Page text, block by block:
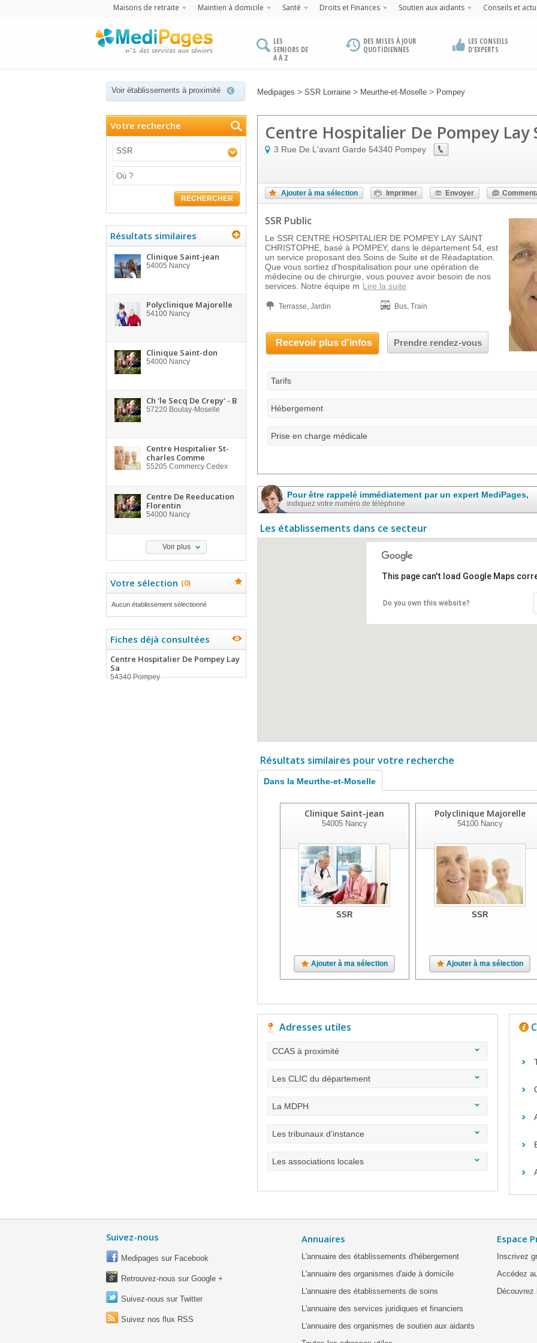
Maisons de retraite Maintien à domicile Santé Droits et Finances Soutien aux aidants Conseils et
LES
SENIORS DE
A À Z
DES MISES À JOUR
QUOTIDIENNES
LES CONSEILS
D'EXPERTS
Voir établissements à proximité Medipages > SSR Lorraine > Meurthe-et-Moselle > Pompey
Votre recherche
SSR
RECHERCHER
Résultats similaires
Clinique Saint-jean
54005 Nancy
Polyclinique Majorelle
54100 Nancy
Clinique Saint-don
54000 Nancy
Ch 'le Secq De Crepy' - B
57220 Boulay-Moselle
Centre Hospitalier St-
charles Comme
55205 Commercy Cedex
Centre De Reeducation
Florentin
54000 Nancy
Voir plus
Votre sélection (0)
Aucun établissement sélectionné
Fiches déjà consultées
Centre Hospitalier De Pompey Lay
Sa
54340 Pompey
Centre Hospitalier De Pompey Lay
3 Rue De L'avant Garde 54340 Pompey
Ajouter à ma sélection Imprimer Envoyer
SSR Public
Le SSR CENTRE HOSPITALIER DE POMPEY LAY SAINT
CHRISTOPHE, basé à POMPEY, dans le département 54, est
un service proposant des Soins de Suite et de Réadaptation.
Que vous sortiez d'hospitalisation pour une opération de
médecine ou de chirurgie, vous pouvez avoir besoin de nos
services. Notre équipe m Lire la suite
Terrasse, Jardin Bus, Train
Recevoir plus d'infos Prendre rendez-vous
Tarifs
Hébergement
Prise en charge médicale
Pour être rappelé immédiatement par un expert MediPages,
indiquez votre numéro de téléphone
Les établissements dans ce secteur
This page can't load Google Maps
Do you own this website?
Résultats similaires pour votre recherche
Dans la Meurthe-et-Moselle
Clinique Saint-jean
54005Nancy
SSR
Ajouter à ma sélection
Polyclinique Majorelle
54100Nancy
SSR
Ajouter à ma sélection
Adresses utiles
CCAS à proximité
Les CLIC du département
La MDPH
Les tribunaux d'instance
Les associations locales
Suivez-nous
Medipages sur Facebook
Retrouvez-nous sur Google +
Suivez-nous sur Twitter
Suivez nos flux RSS
Annuaires
L'annuaire des établissements d'hébergement
L'annuaire des organismes d'aide à domicile
L'annuaire des établissements de soins
L'annuaire des services juridiques et financiers
L'annuaire des organismes de soutien aux aidants
Espace
Inscrivez
Accédez